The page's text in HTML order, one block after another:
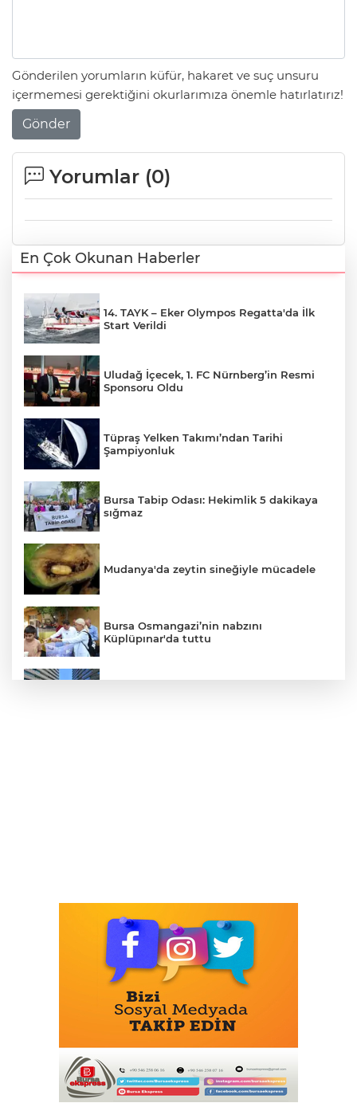
Gönderilen yorumların küfür, hakaret ve suç unsuru
içermemesi gerektiğini okurlarımıza önemle hatırlatırız!
Gönder
Yorumlar (0)
En Çok Okunan Haberler
14. TAYK – Eker Olympos Regatta'da İlk
Start Verildi
Uludağ İçecek, 1. FC Nürnberg’in Resmi
Sponsoru Oldu
Tüpraş Yelken Takımı’ndan Tarihi
Şampiyonluk
Bursa Tabip Odası: Hekimlik 5 dakikaya
sığmaz
Mudanya'da zeytin sineğiyle mücadele
Bursa Osmangazi’nin nabzını
Küplüpınar'da tuttu